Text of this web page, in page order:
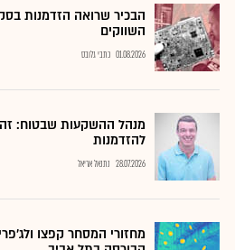
הבכיר שרואה הזדמנות
השווקים
01.08.2026 כתבי גלובס
מנהל ההשקעות שבטוח:
להזדמנות
28.07.2026 נתנאל אריאל
מחזורי המסחר קפצו